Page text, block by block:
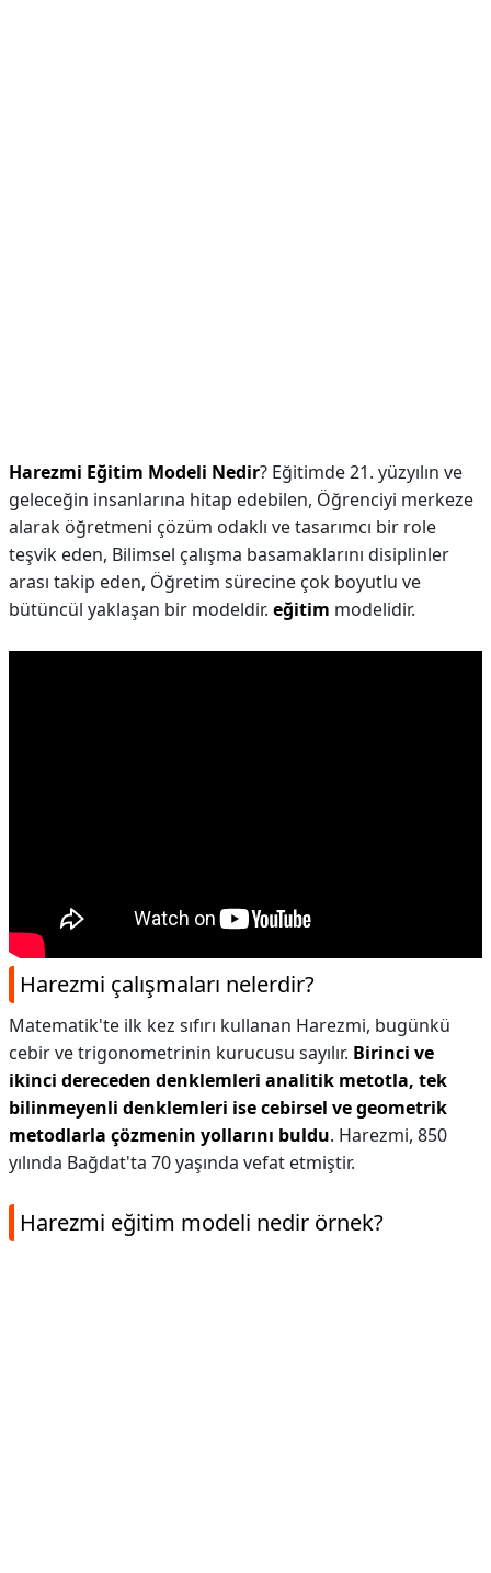
Harezmi Eğitim Modeli Nedir? Eğitimde 21. yüzyılın ve
geleceğin insanlarına hitap edebilen, Öğrenciyi merkeze
alarak öğretmeni çözüm odaklı ve tasarımcı bir role
teşvik eden, Bilimsel çalışma basamaklarını disiplinler
arası takip eden, Öğretim sürecine çok boyutlu ve
bütüncül yaklaşan bir modeldir. eğitim modelidir.
Harezmi çalışmaları nelerdir?
Matematik'te ilk kez sıfırı kullanan Harezmi, bugünkü
cebir ve trigonometrinin kurucusu sayılır. Birinci ve
ikinci dereceden denklemleri analitik metotla, tek
bilinmeyenli denklemleri ise cebirsel ve geometrik
metodlarla çözmenin yollarını buldu. Harezmi, 850
yılında Bağdat'ta 70 yaşında vefat etmiştir.
Harezmi eğitim modeli nedir örnek?